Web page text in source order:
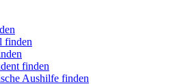
finden
finden
Aushilfe finden